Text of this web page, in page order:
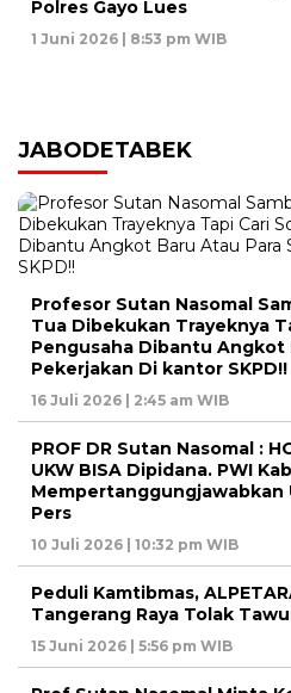
Polres Gayo Lues
1 Juni 2026 | 8:53 pm WIB
JABODETABEK
Profesor Sutan Nasomal
Tua Dibekukan Trayeknya
Pengusaha Dibantu Angkot
Pekerjakan Di kantor SKPD!!
16 Juli 2026 | 2:45 am WIB
PROF DR Sutan Nasomal :
UKW BISA Dipidana. PWI
Mempertanggungjawabkan
Pers
10 Juli 2026 | 10:32 pm WIB
Peduli Kamtibmas,
Tangerang Raya Tolak
15 Juni 2026 | 5:56 pm WIB